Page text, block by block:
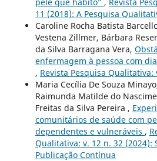
11 (2018): A Pesquisa
Caroline Rocha Batista
Vestena Zillmer, Bárbara
da Silva Barragana Vera,
enfermagem à pessoa com
, Revista Pesquisa Qualitativa:
Maria Cecília De Souza
Raimunda Matilde do
Freitas da Silva Pereira ,
comunitários de saúde com
dependentes e vulneráveis ,
Qualitativa: v. 12 n. 32 (2024):
Publicação Contínua